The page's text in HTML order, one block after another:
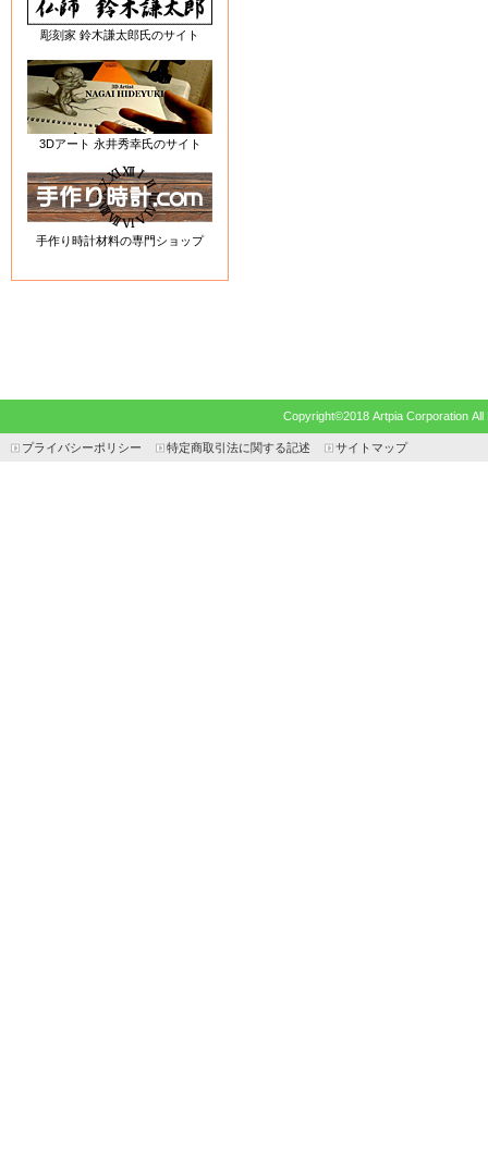
彫刻家 鈴木謙太郎氏のサイト
3Dアート 永井秀幸氏のサイト
手作り時計材料の専門ショップ
Copyright©2018 Artpia Corporation
プライバシーポリシー 特定商取引法に関する記述 サイトマップ